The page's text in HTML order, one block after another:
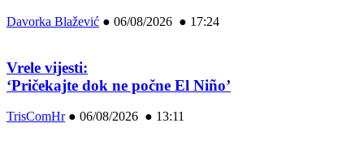
Davorka Blažević ● 06/08/2026 ● 17:24
Vrele vijesti:
‘Pričekajte dok ne počne El Niño’
TrisComHr● 06/08/2026 ● 13:11